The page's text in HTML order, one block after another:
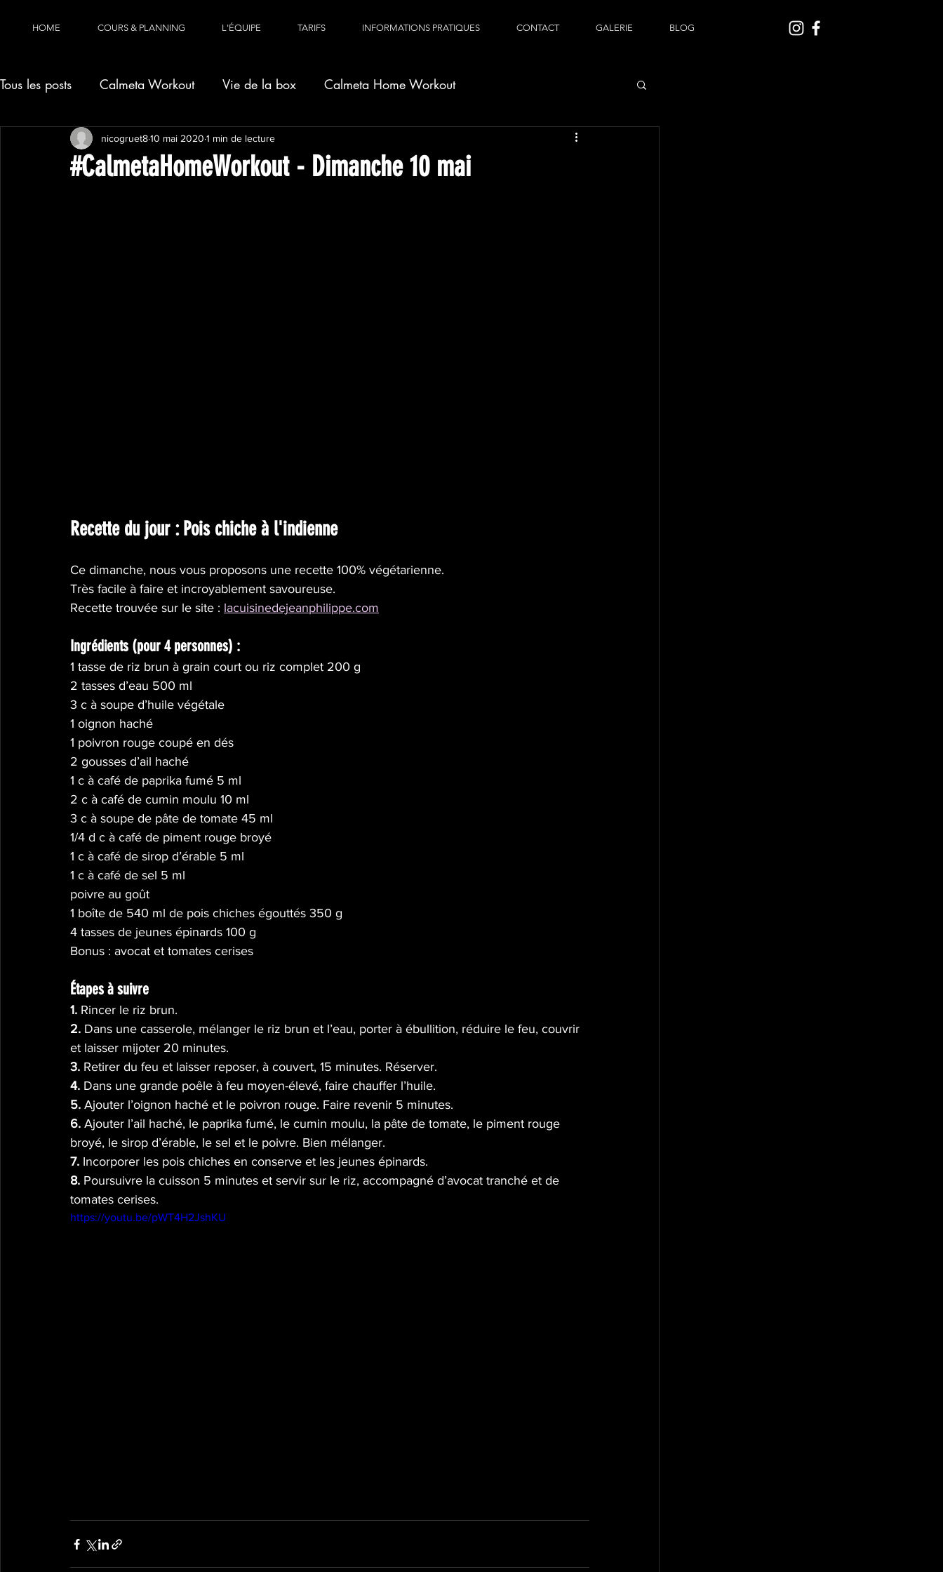
HOME COURS & PLANNING L'ÉQUIPE TARIFS INFORMATIONS PRATIQUES CONTACT GALERIE BLOG
Tous les posts Calmeta Workout Vie de la box Calmeta Home Workout
#CalmetaHomeWorkout - Dimanche 10 mai
nicogruet810 mai 2020 1 min de lecture
Recette du jour : Pois chiche à l'indienne
Ce dimanche, nous vous proposons une recette 100% végétarienne.
Très facile à faire et incroyablement savoureuse.
Recette trouvée sur le site : lacuisinedejeanphilippe.com
Ingrédients (pour 4 personnes) :
1 tasse de riz brun à grain court ou riz complet 200 g
2 tasses d’eau 500 ml
3 c à soupe d’huile végétale
1 oignon haché
1 poivron rouge coupé en dés
2 gousses d’ail haché
1 c à café de paprika fumé 5 ml
2 c à café de cumin moulu 10 ml
3 c à soupe de pâte de tomate 45 ml
1/4 d c à café de piment rouge broyé
1 c à café de sirop d’érable 5 ml
1 c à café de sel 5 ml
poivre au goût
1 boîte de 540 ml de pois chiches égouttés 350 g
4 tasses de jeunes épinards 100 g
Bonus : avocat et tomates cerises
Étapes à suivre
1. Rincer le riz brun.
2. Dans une casserole, mélanger le riz brun et l’eau, porter à ébullition, réduire le feu, couvrir
et laisser mijoter 20 minutes.
3. Retirer du feu et laisser reposer, à couvert, 15 minutes. Réserver.
4. Dans une grande poêle à feu moyen-élevé, faire chauffer l’huile.
5. Ajouter l’oignon haché et le poivron rouge. Faire revenir 5 minutes.
6. Ajouter l’ail haché, le paprika fumé, le cumin moulu, la pâte de tomate, le piment rouge
broyé, le sirop d’érable, le sel et le poivre. Bien mélanger.
7. Incorporer les pois chiches en conserve et les jeunes épinards.
8. Poursuivre la cuisson 5 minutes et servir sur le riz, accompagné d’avocat tranché et de
tomates cerises.
https://youtu.be/pWT4H2JshKU